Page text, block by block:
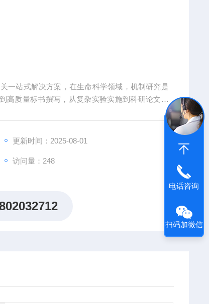
一站式解决方案，在生命科学领域，机制研究是
高质量标书撰写，从复杂实验实施到科研论文转
现困难、成果转化乏力。吉奥蓝图（JENNIO-LA
研究课题全周期赋能计划"，为科研工作者提供从
更新时间：2025-08-01
访问量：248
电话咨询
扫码加微信